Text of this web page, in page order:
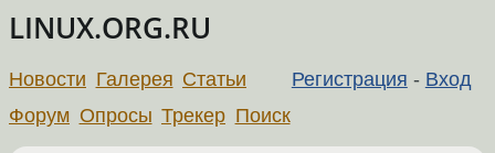
LINUX.ORG.RU
Регистрация - Вход
Новости Галерея Статьи
Форум Опросы Трекер Поиск